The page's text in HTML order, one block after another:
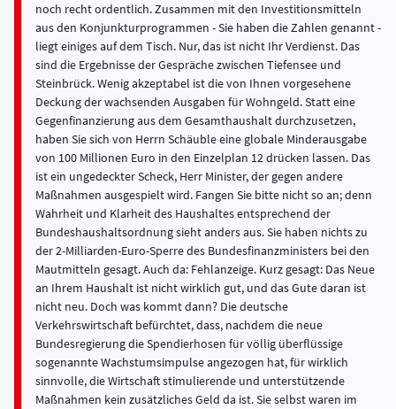
noch recht ordentlich. Zusammen mit den Investitionsmitteln
aus den Konjunkturprogrammen - Sie haben die Zahlen genannt -
liegt einiges auf dem Tisch. Nur, das ist nicht Ihr Verdienst. Das
sind die Ergebnisse der Gespräche zwischen Tiefensee und
Steinbrück. Wenig akzeptabel ist die von Ihnen vorgesehene
Deckung der wachsenden Ausgaben für Wohngeld. Statt eine
Gegenfinanzierung aus dem Gesamthaushalt durchzusetzen,
haben Sie sich von Herrn Schäuble eine globale Minderausgabe
von 100 Millionen Euro in den Einzelplan 12 drücken lassen. Das
ist ein ungedeckter Scheck, Herr Minister, der gegen andere
Maßnahmen ausgespielt wird. Fangen Sie bitte nicht so an; denn
Wahrheit und Klarheit des Haushaltes entsprechend der
Bundeshaushaltsordnung sieht anders aus. Sie haben nichts zu
der 2-Milliarden-Euro-Sperre des Bundesfinanzministers bei den
Mautmitteln gesagt. Auch da: Fehlanzeige. Kurz gesagt: Das Neue
an Ihrem Haushalt ist nicht wirklich gut, und das Gute daran ist
nicht neu. Doch was kommt dann? Die deutsche
Verkehrswirtschaft befürchtet, dass, nachdem die neue
Bundesregierung die Spendierhosen für völlig überflüssige
sogenannte Wachstumsimpulse angezogen hat, für wirklich
sinnvolle, die Wirtschaft stimulierende und unterstützende
Maßnahmen kein zusätzliches Geld da ist. Sie selbst waren im